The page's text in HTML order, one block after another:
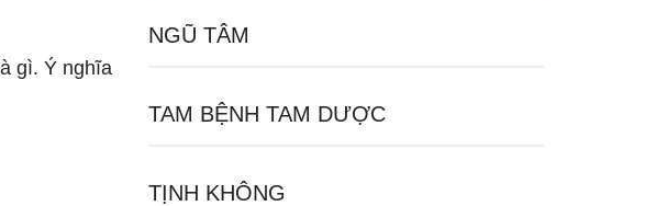
gì. Ý nghĩa
NGŨ TÂM
TAM BỆNH TAM DƯỢC
TỊNH KHÔNG